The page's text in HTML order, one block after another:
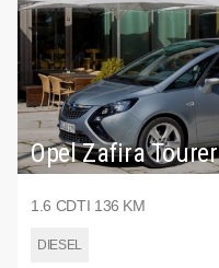
Opel Zafira Tourer
1.6 CDTI 136 KM
DIESEL